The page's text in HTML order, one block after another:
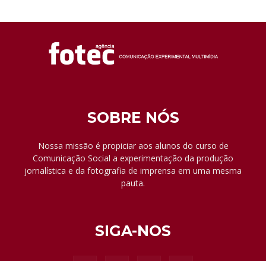
SOBRE NÓS
Nossa missão é propiciar aos alunos do curso de
Comunicação Social a experimentação da produção
jornalística e da fotografia de imprensa em uma mesma
pauta.
SIGA-NOS